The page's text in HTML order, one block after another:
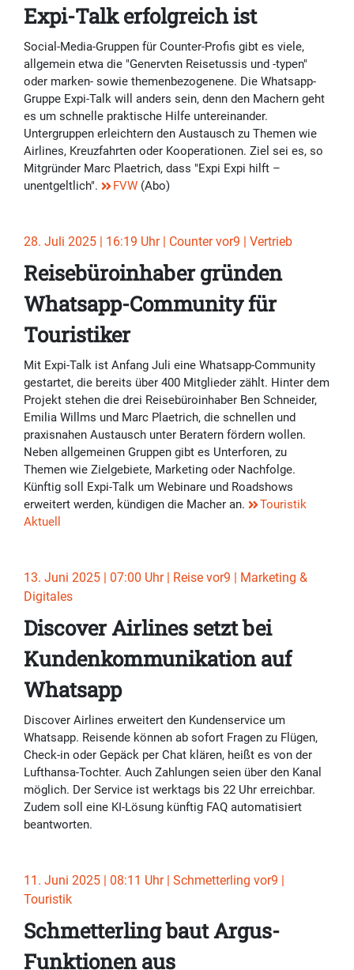
Expi-Talk erfolgreich ist
Social-Media-Gruppen für Counter-Profis gibt es viele,
allgemein etwa die "Genervten Reisetussis und -typen"
oder marken- sowie themenbezogenene. Die Whatsapp-
Gruppe Expi-Talk will anders sein, denn den Machern geht
es um schnelle praktische Hilfe untereinander.
Untergruppen erleichtern den Austausch zu Themen wie
Airlines, Kreuzfahrten oder Kooperationen. Ziel sei es, so
Mitgründer Marc Plaetrich, dass "Expi Expi hilft –
unentgeltlich".
FVW (Abo)
28. Juli 2025 | 16:19 Uhr | Counter vor9 | Vertrieb
Reisebüroinhaber gründen
Whatsapp-Community für
Touristiker
Mit Expi-Talk ist Anfang Juli eine Whatsapp-Community
gestartet, die bereits über 400 Mitglieder zählt. Hinter dem
Projekt stehen die drei Reisebüroinhaber Ben Schneider,
Emilia Willms und Marc Plaetrich, die schnellen und
praxisnahen Austausch unter Beratern fördern wollen.
Neben allgemeinen Gruppen gibt es Unterforen, zu
Themen wie Zielgebiete, Marketing oder Nachfolge.
Künftig soll Expi-Talk um Webinare und Roadshows
erweitert werden, kündigen die Macher an.
Touristik
Aktuell
13. Juni 2025 | 07:00 Uhr | Reise vor9 | Marketing &
Digitales
Discover Airlines setzt bei
Kundenkommunikation auf
Whatsapp
Discover Airlines erweitert den Kundenservice um
Whatsapp. Reisende können ab sofort Fragen zu Flügen,
Check-in oder Gepäck per Chat klären, heißt es von der
Lufthansa-Tochter. Auch Zahlungen seien über den Kanal
möglich. Der Service ist werktags bis 22 Uhr erreichbar.
Zudem soll eine KI-Lösung künftig FAQ automatisiert
beantworten.
11. Juni 2025 | 08:11 Uhr | Schmetterling vor9 |
Touristik
Schmetterling baut Argus-
Funktionen aus